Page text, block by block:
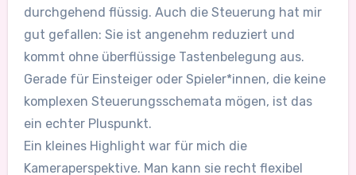
durchgehend flüssig. Auch die Steuerung hat mir
gut gefallen: Sie ist angenehm reduziert und
kommt ohne überflüssige Tastenbelegung aus.
Gerade für Einsteiger oder Spieler*innen, die keine
komplexen Steuerungsschemata mögen, ist das
ein echter Pluspunkt.
Ein kleines Highlight war für mich die
Kameraperspektive. Man kann sie recht flexibel